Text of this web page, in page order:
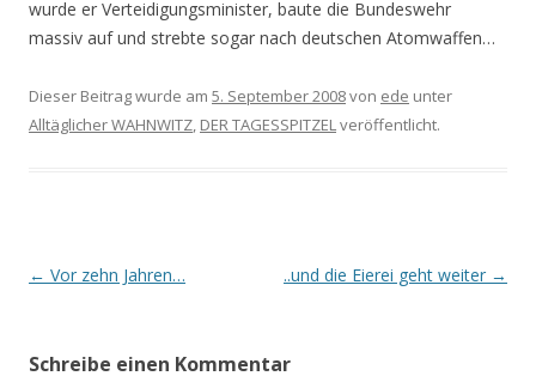
wurde er Verteidigungsminister, baute die Bundeswehr
massiv auf und strebte sogar nach deutschen Atomwaffen…
Dieser Beitrag wurde am 5. September 2008von ede unter
Alltäglicher WAHNWITZ, DER TAGESSPITZELveröffentlicht.
Beitrags-
← Vor zehn Jahren… ..und die Eierei geht weiter →
Schreibe einen Kommentar